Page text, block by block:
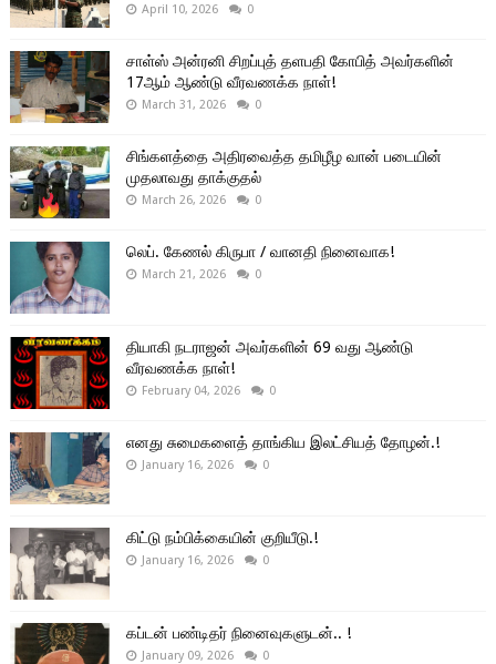
April 10, 2026 0
சாள்ஸ் அன்ரனி சிறப்புத் தளபதி கோபித் அவர்களின்
17ஆம் ஆண்டு வீரவணக்க நாள்!
March 31, 2026 0
சிங்களத்தை அதிரவைத்த தமிழீழ வான் படையின்
முதலாவது தாக்குதல்
March 26, 2026 0
லெப். கேணல் கிருபா / வானதி நினைவாக!
March 21, 2026 0
தியாகி நடராஜன் அவர்களின் 69 வது ஆண்டு
வீரவணக்க நாள்!
February 04, 2026 0
எனது சுமைகளைத் தாங்கிய இலட்சியத் தோழன்.!
January 16, 2026 0
கிட்டு நம்பிக்கையின் குறியீடு.!
January 16, 2026 0
கப்டன் பண்டிதர் நினைவுகளுடன்.. !
January 09, 2026 0